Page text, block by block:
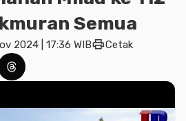
Semua
2024 | 17:36 WIBprintCetak